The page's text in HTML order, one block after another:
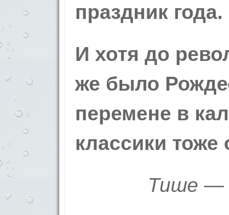
праздник года.
И хотя до
же было
перемене в
классики тоже
Тише —